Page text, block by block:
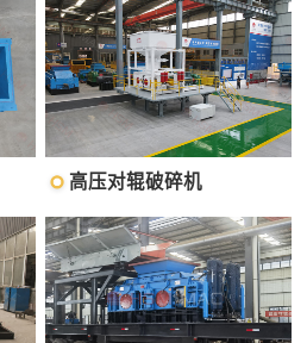
高压对辊破碎机